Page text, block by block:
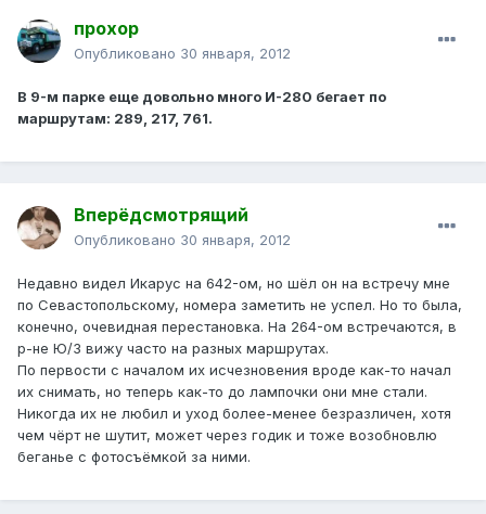
прохор
Опубликовано 30 января, 2012
В 9-м парке еще довольно много И-280 бегает по
маршрутам: 289, 217, 761.
Вперёдсмотрящий
Опубликовано 30 января, 2012
Недавно видел Икарус на 642-ом, но шёл он на встречу мне
по Севастопольскому, номера заметить не успел. Но то была,
конечно, очевидная перестановка. На 264-ом встречаются, в
р-не Ю/З вижу часто на разных маршрутах.
По первости с началом их исчезновения вроде как-то начал
их снимать, но теперь как-то до лампочки они мне стали.
Никогда их не любил и уход более-менее безразличен, хотя
чем чёрт не шутит, может через годик и тоже возобновлю
беганье с фотосъёмкой за ними.